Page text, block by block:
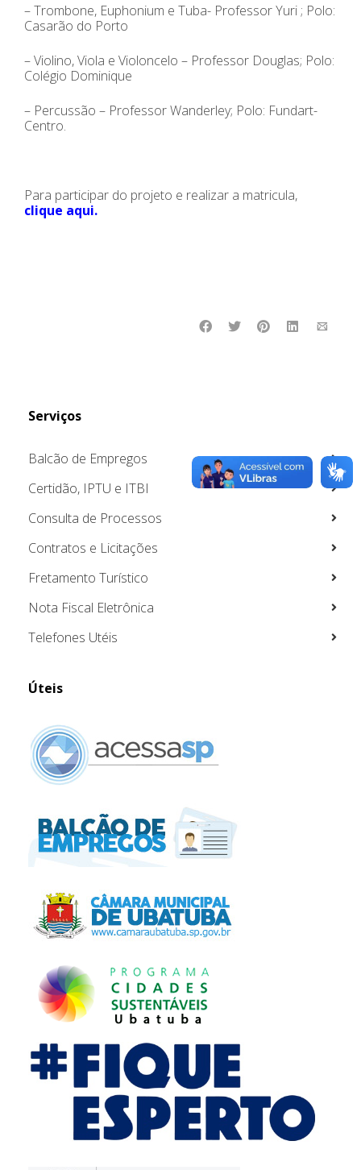
– Trombone, Euphonium e Tuba- Professor Yuri ; Polo:
Casarão do Porto
– Violino, Viola e Violoncelo – Professor Douglas; Polo:
Colégio Dominique
– Percussão – Professor Wanderley; Polo: Fundart-
Centro.
Para participar do projeto e realizar a matricula,
clique aqui.
Serviços
Balcão de Empregos
Certidão, IPTU e ITBI
Consulta de Processos
Contratos e Licitações
Fretamento Turístico
Nota Fiscal Eletrônica
Telefones Utéis
Úteis